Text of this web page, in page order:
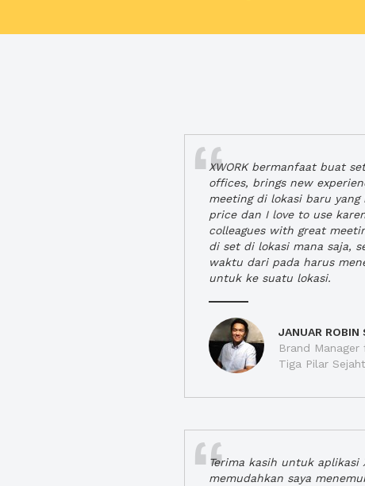
XWORK bermanfaat buat
offices, brings new
meeting di lokasi baru yang
price dan I love to use
colleagues with great
di set di lokasi mana saja,
waktu dari pada harus
untuk ke suatu lokasi.
JANUAR ROBIN
Brand
Tiga Pilar
Terima kasih untuk aplikasi
memudahkan saya